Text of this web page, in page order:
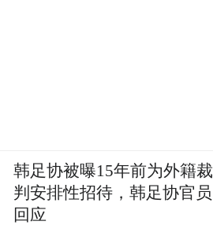
韩足协被曝15年前为外籍裁
判安排性招待，韩足协官员
回应